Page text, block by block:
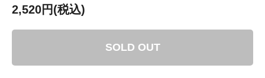
2,520円(税込)
SOLD OUT